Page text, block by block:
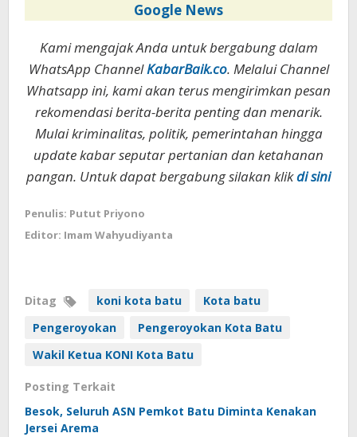
Google News
Kami mengajak Anda untuk bergabung dalam
WhatsApp ChannelKabarBaik.co. Melalui Channel
Whatsapp ini, kami akan terus mengirimkan pesan
rekomendasi berita-berita penting dan menarik.
Mulai kriminalitas, politik, pemerintahan hingga
update kabar seputar pertanian dan ketahanan
pangan. Untuk dapat bergabung silakan klikdi sini
Penulis: Putut Priyono
Editor: Imam Wahyudiyanta
Ditag koni kota batu
Kota batu
Pengeroyokan
Pengeroyokan Kota Batu
Wakil Ketua KONI Kota Batu
Posting Terkait
Besok, Seluruh ASN Pemkot Batu Diminta Kenakan
Jersei Arema